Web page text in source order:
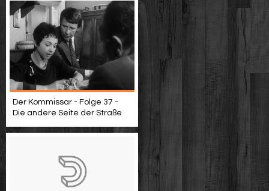
Der Kommissar - Folge 37 -
Die andere Seite der Straße